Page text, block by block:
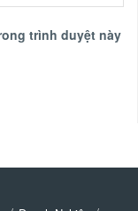
trình duyệt này